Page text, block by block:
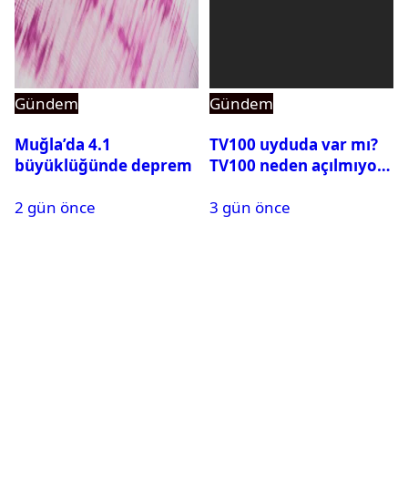
Gündem
Muğla’da 4.1
büyüklüğünde deprem
2 gün önce
Gündem
TV100 uyduda var mı?
TV100 neden açılmıyor?
3 gün önce